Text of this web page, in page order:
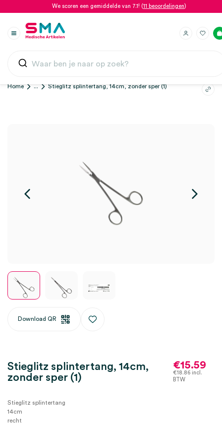
We scoren een gemiddelde van 7.1! (11 beoordelingen)
Home ... Stieglitz splintertang, 14cm, zonder sper (1)
Download QR
Stieglitz splintertang, 14cm,
zonder sper (1)
€15.59
€18.86incl.
BTW
Stieglitz splintertang
14cm
recht